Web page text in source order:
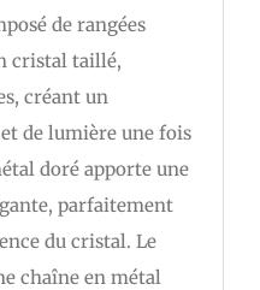
de rangées
cristal taillé,
créant un
de lumière une fois
doré apporte une
parfaitement
du cristal. Le
chaîne en métal